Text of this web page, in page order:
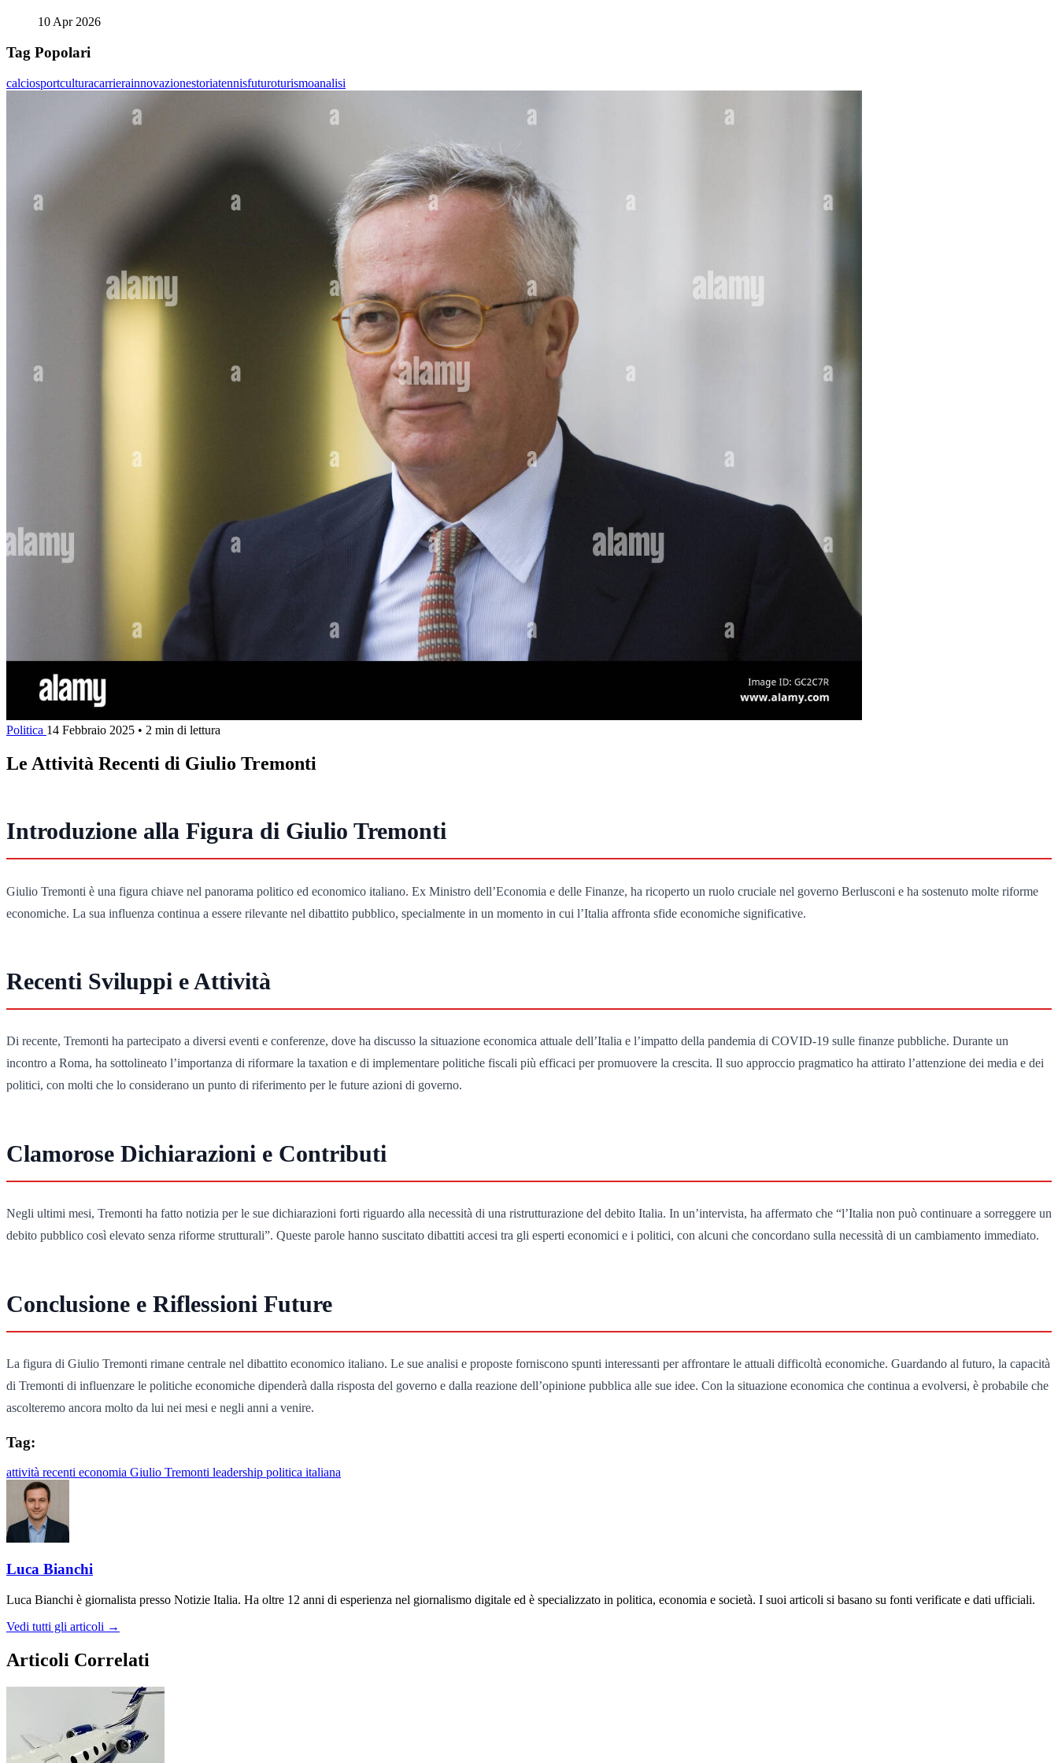
10 Apr 2026
Tag Popolari
calciosportculturacarrierainnovazionestoriatennisfuturoturismoanalisi
Politica 14 Febbraio 2025 • 2 min di lettura
Le Attività Recenti di Giulio Tremonti
Introduzione alla Figura di Giulio Tremonti
Giulio Tremonti è una figura chiave nel panorama politico ed economico italiano. Ex Ministro dell’Economia e delle Finanze, ha ricoperto un ruolo cruciale nel governo Berlusconi e ha sostenuto molte riforme
economiche. La sua influenza continua a essere rilevante nel dibattito pubblico, specialmente in un momento in cui l’Italia affronta sfide economiche significative.
Recenti Sviluppi e Attività
Di recente, Tremonti ha partecipato a diversi eventi e conferenze, dove ha discusso la situazione economica attuale dell’Italia e l’impatto della pandemia di COVID-19 sulle finanze pubbliche. Durante un
incontro a Roma, ha sottolineato l’importanza di riformare la taxation e di implementare politiche fiscali più efficaci per promuovere la crescita. Il suo approccio pragmatico ha attirato l’attenzione dei media e dei
politici, con molti che lo considerano un punto di riferimento per le future azioni di governo.
Clamorose Dichiarazioni e Contributi
Negli ultimi mesi, Tremonti ha fatto notizia per le sue dichiarazioni forti riguardo alla necessità di una ristrutturazione del debito Italia. In un’intervista, ha affermato che “l’Italia non può continuare a sorreggere un
debito pubblico così elevato senza riforme strutturali”. Queste parole hanno suscitato dibattiti accesi tra gli esperti economici e i politici, con alcuni che concordano sulla necessità di un cambiamento immediato.
Conclusione e Riflessioni Future
La figura di Giulio Tremonti rimane centrale nel dibattito economico italiano. Le sue analisi e proposte forniscono spunti interessanti per affrontare le attuali difficoltà economiche. Guardando al futuro, la capacità
di Tremonti di influenzare le politiche economiche dipenderà dalla risposta del governo e dalla reazione dell’opinione pubblica alle sue idee. Con la situazione economica che continua a evolversi, è probabile che
ascolteremo ancora molto da lui nei mesi e negli anni a venire.
Tag:
attività recenti economia Giulio Tremonti leadership politica italiana
Luca Bianchi
Luca Bianchi è giornalista presso Notizie Italia. Ha oltre 12 anni di esperienza nel giornalismo digitale ed è specializzato in politica, economia e società. I suoi articoli si basano su fonti verificate e dati ufficiali.
Vedi tutti gli articoli →
Articoli Correlati